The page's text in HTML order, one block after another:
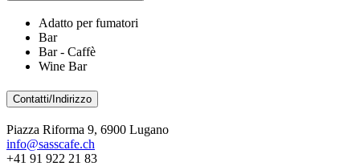
Adatto per fumatori
Bar
Bar - Caffè
Wine Bar
Contatti/Indirizzo
Piazza Riforma 9, 6900 Lugano
info@sasscafe.ch
+41 91 922 21 83